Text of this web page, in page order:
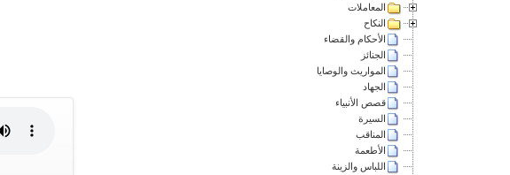
المعاملات
النكاح
الأحكام والقضاء
الجنائز
المواريث والوصايا
الجهاد
قصص الأنبياء
السيرة
المناقب
الأطعمة
اللباس والزينة